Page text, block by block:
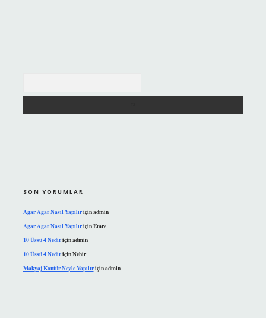
SON YORUMLAR
Agar Agar Nasıl Yapılıriçinadmin
Agar Agar Nasıl YapılıriçinEmre
10 Üssü 4 Nediriçinadmin
10 Üssü 4 NediriçinNehir
Makyaj Kontür Neyle Yapılıriçinadmin